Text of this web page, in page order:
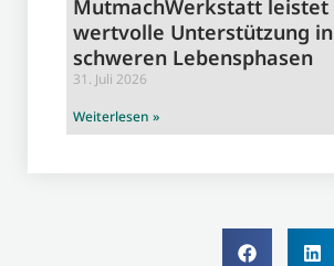
MutmachWerkstatt leistet
wertvolle Unterstützung in
schweren Lebensphasen
31. Juli 2026
Weiterlesen »